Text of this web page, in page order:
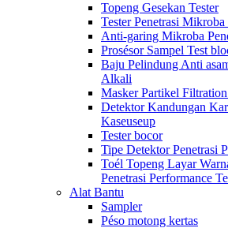
Topeng Gesekan Tester
Tester Penetrasi
Anti-garing Mikroba
Prosésor Sampel Test
Baju Pelindung Anti
Alkali
Masker Partikel
Detektor Kandungan
Kaseuseup
Tester bocor
Tipe Detektor Penetrasi
Toél Topeng Layar
Penetrasi Performance
Alat Bantu
Sampler
Péso motong kertas